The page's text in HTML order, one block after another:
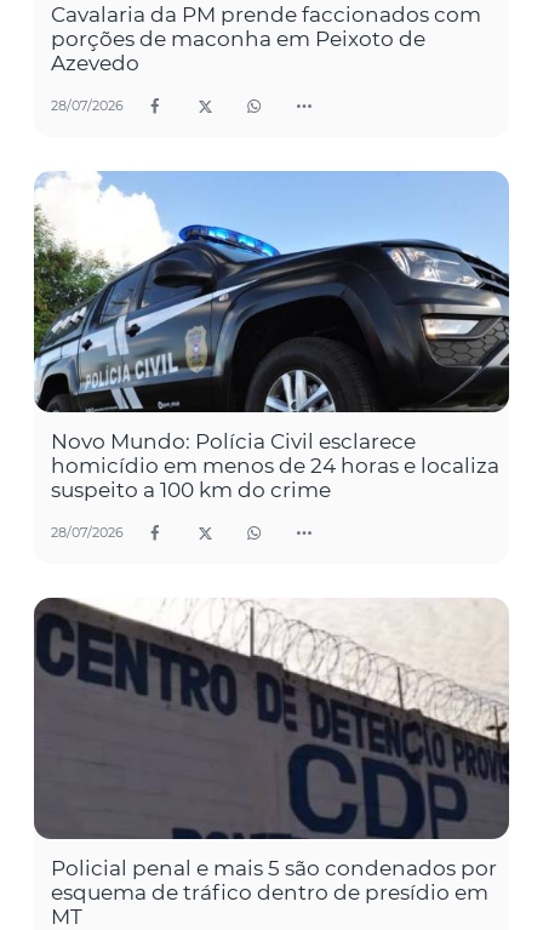
Cavalaria da PM prende faccionados com
porções de maconha em Peixoto de
Azevedo
28/07/2026
Novo Mundo: Polícia Civil esclarece
homicídio em menos de 24 horas e localiza
suspeito a 100 km do crime
28/07/2026
Policial penal e mais 5 são condenados por
esquema de tráfico dentro de presídio em
MT